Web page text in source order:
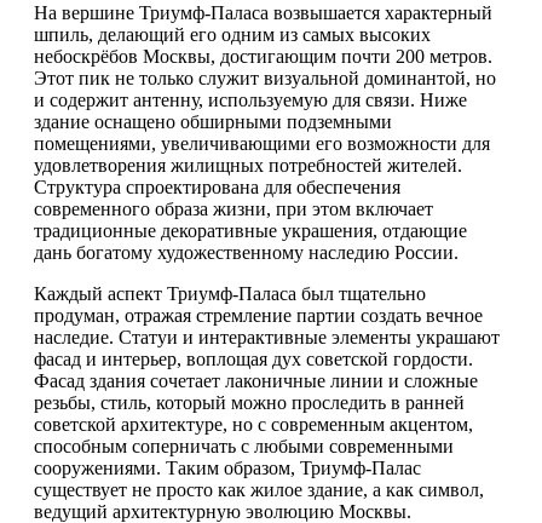
На вершине Триумф-Паласа возвышается характерный
шпиль, делающий его одним из самых высоких
небоскрёбов Москвы, достигающим почти 200 метров.
Этот пик не только служит визуальной доминантой, но
и содержит антенну, используемую для связи. Ниже
здание оснащено обширными подземными
помещениями, увеличивающими его возможности для
удовлетворения жилищных потребностей жителей.
Структура спроектирована для обеспечения
современного образа жизни, при этом включает
традиционные декоративные украшения, отдающие
дань богатому художественному наследию России.
Каждый аспект Триумф-Паласа был тщательно
продуман, отражая стремление партии создать вечное
наследие. Статуи и интерактивные элементы украшают
фасад и интерьер, воплощая дух советской гордости.
Фасад здания сочетает лаконичные линии и сложные
резьбы, стиль, который можно проследить в ранней
советской архитектуре, но с современным акцентом,
способным соперничать с любыми современными
сооружениями. Таким образом, Триумф-Палас
существует не просто как жилое здание, а как символ,
ведущий архитектурную эволюцию Москвы.